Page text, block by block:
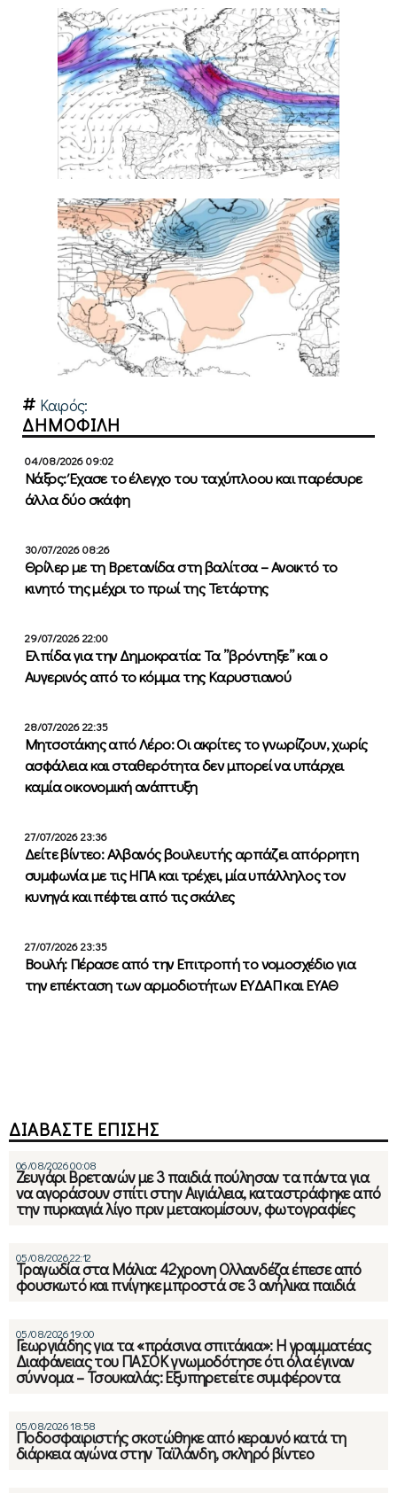
Καιρός:
ΔΗΜΟΦΙΛΗ
04/08/2026 09:02
Νάξος: Έχασε το έλεγχο του ταχύπλοου και παρέσυρε
άλλα δύο σκάφη
30/07/2026 08:26
Θρίλερ με τη Βρετανίδα στη βαλίτσα – Ανοικτό το
κινητό της μέχρι το πρωί της Τετάρτης
29/07/2026 22:00
Ελπίδα για την Δημοκρατία: Τα ”βρόντηξε” και ο
Αυγερινός από το κόμμα της Καρυστιανού
28/07/2026 22:35
Μητσοτάκης από Λέρο: Οι ακρίτες το γνωρίζουν, χωρίς
ασφάλεια και σταθερότητα δεν μπορεί να υπάρχει
καμία οικονομική ανάπτυξη
27/07/2026 23:36
Δείτε βίντεο: Αλβανός βουλευτής αρπάζει απόρρητη
συμφωνία με τις ΗΠΑ και τρέχει, μία υπάλληλος τον
κυνηγά και πέφτει από τις σκάλες
27/07/2026 23:35
Βουλή: Πέρασε από την Επιτροπή το νομοσχέδιο για
την επέκταση των αρμοδιοτήτων ΕΥΔΑΠ και ΕΥΑΘ
ΔΙΑΒΑΣΤΕ ΕΠΙΣΗΣ
06/08/2026 00:08
Ζευγάρι Βρετανών με 3 παιδιά πούλησαν τα πάντα για
να αγοράσουν σπίτι στην Αιγιάλεια, καταστράφηκε από
την πυρκαγιά λίγο πριν μετακομίσουν, φωτογραφίες
05/08/2026 22:12
Τραγωδία στα Μάλια: 42χρονη Ολλανδέζα έπεσε από
φουσκωτό και πνίγηκε μπροστά σε 3 ανήλικα παιδιά
05/08/2026 19:00
Γεωργιάδης για τα «πράσινα σπιτάκια»: Η γραμματέας
Διαφάνειας του ΠΑΣΟΚ γνωμοδότησε ότι όλα έγιναν
σύννομα – Τσουκαλάς: Εξυπηρετείτε συμφέροντα
05/08/2026 18:58
Ποδοσφαιριστής σκοτώθηκε από κεραυνό κατά τη
διάρκεια αγώνα στην Ταϊλάνδη, σκληρό βίντεο